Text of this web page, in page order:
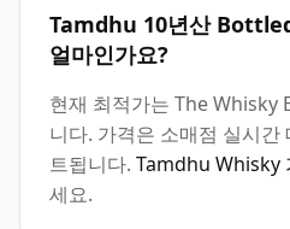
Tamdhu 10년산
얼마인가요?
현재 최적가는 The Whisky
니다. 가격은 소매점 실시간
트됩니다. Tamdhu Whisky
세요.